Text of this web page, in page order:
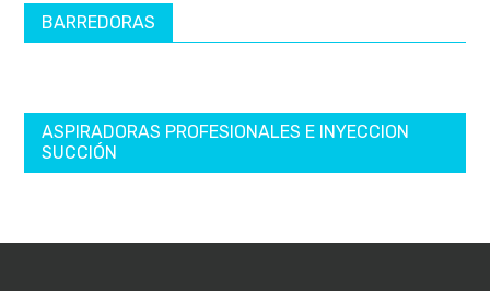
BARREDORAS
ASPIRADORAS PROFESIONALES E INYECCION
SUCCIÓN